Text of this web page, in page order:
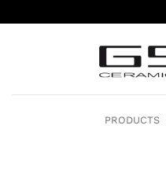
to
PRODUCTS